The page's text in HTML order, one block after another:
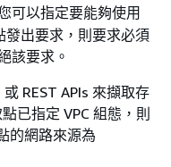
可以指定要能夠使用
發出要求，則要求必須
該要求。
REST APIs 來擷取存
已指定 VPC 組態，則
的網路來源為